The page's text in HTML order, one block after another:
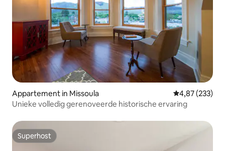
Appartement in Missoula Gemiddelde
4,87 (233)
Unieke volledig gerenoveerde historische ervaring
Superhost
Superhost